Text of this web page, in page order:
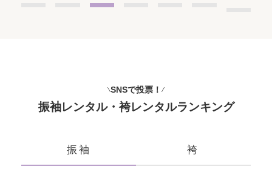
SNSで投票！
振袖レンタル・袴レンタルランキング
振袖 袴